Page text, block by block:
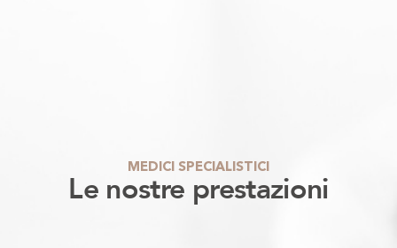
MEDICI SPECIALISTICI
Le nostre prestazioni